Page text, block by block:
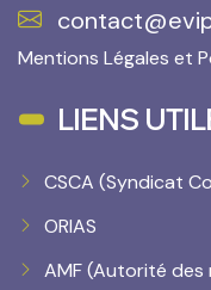
Mentions Légales et
LIENS
CSCA (Syndicat
ORIAS
AMF (Autorité des